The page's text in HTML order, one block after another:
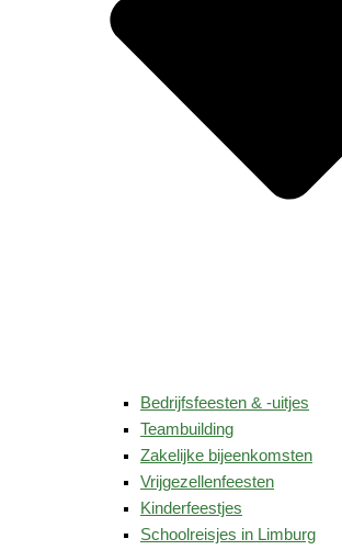
Bedrijfsfeesten & -uitjes
Teambuilding
Zakelijke bijeenkomsten
Vrijgezellenfeesten
Kinderfeestjes
Schoolreisjes in Limburg